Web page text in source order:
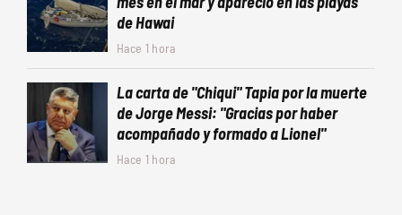
de Hawai
Hace 1 hora
La carta de "Chiqui" Tapia por la muerte
de Jorge Messi: "Gracias por haber
acompañado y formado a Lionel"
Hace 1 hora